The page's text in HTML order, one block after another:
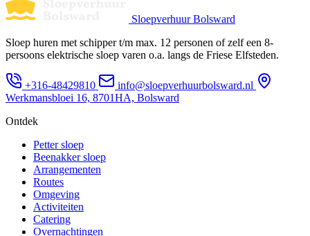
Sloepverhuur Bolsward
Sloep huren met schipper t/m max. 12 personen of zelf een 8-
persoons elektrische sloep varen o.a. langs de Friese Elfsteden.
+316-48429810
info@sloepverhuurbolsward.nl
Werkmansbloei 16, 8701HA, Bolsward
Ontdek
Petter sloep
Beenakker sloep
Arrangementen
Routes
Omgeving
Activiteiten
Catering
Overnachtingen